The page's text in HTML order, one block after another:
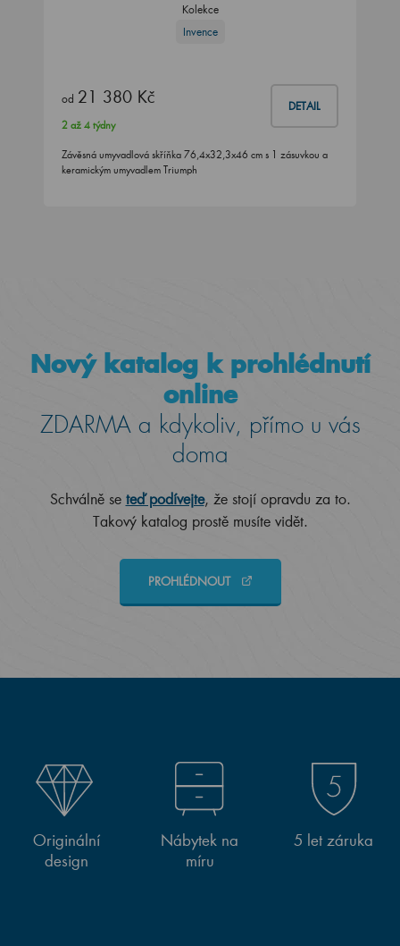
Kolekce
Invence
od 21 380 Kč DETAIL
2 až 4 týdny
Závěsná umyvadlová skříňka 76,4x32,3x46 cm s 1 zásuvkou a
keramickým umyvadlem Triumph
Nový katalog k prohlédnutí
online
ZDARMA a kdykoliv, přímo u vás
doma
Schválně se teď podívejte, že stojí opravdu za to.
Takový katalog prostě musíte vidět.
PROHLÉDNOUT
Originální
design
Nábytek na
míru
5 let záruka